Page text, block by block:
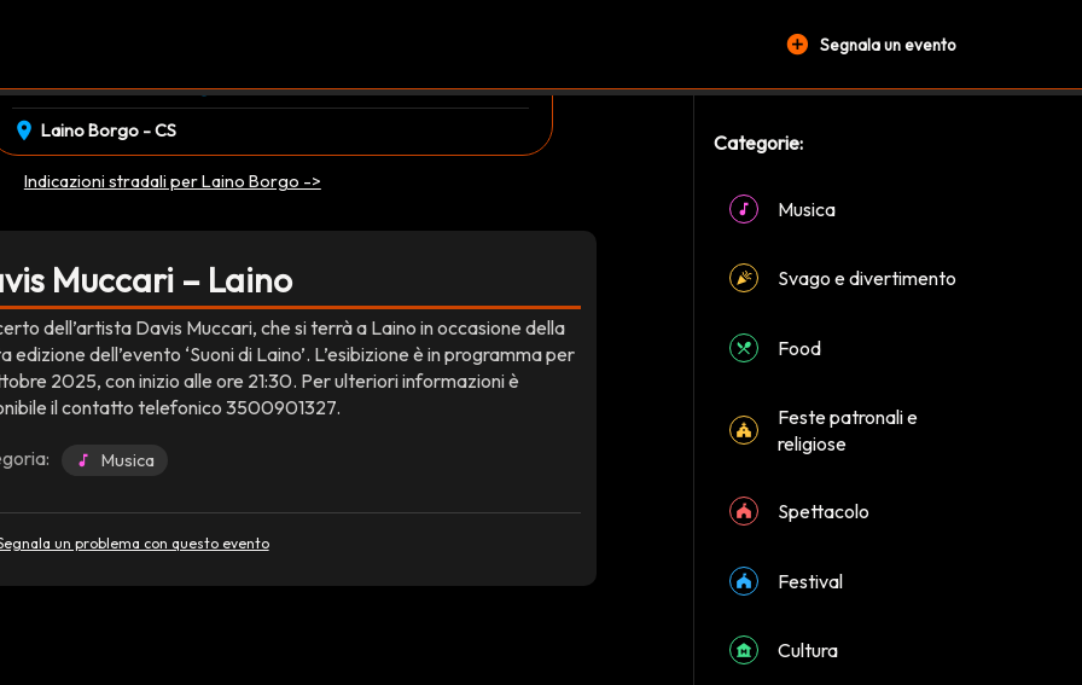
add_circle Segnala un evento
EVENTO CONCLUSO
event_available sabato 11 Ottobre schedule 21:30
location_on Laino Borgo - CS
Indicazioni stradali per Laino Borgo ->
Muccari – Laino
dell’artista Davis Muccari, che si terrà a Laino in occasione della
edizione dell’evento ‘Suoni di Laino’. L’esibizione è in programma per
2025, con inizio alle ore 21:30. Per ulteriori informazioni è
il contatto telefonico 3500901327.
Musica
un problema con questo evento
Categorie:
Musica
Svago e divertimento
Food
Feste patronali e
religiose
Spettacolo
Festival
Cultura